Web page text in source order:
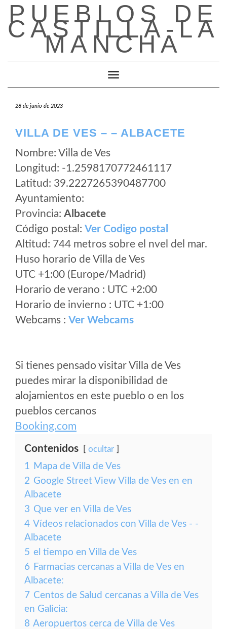
Saltar
contenido
PUEBLOS DE
CASTILLA-LA
MANCHA
Cambiar modo de navegación
28 de junio de 2023
VILLA DE VES – – ALBACETE
Nombre: Villa de Ves
Longitud: -1.2598170772461117
Latitud: 39.2227265390487700
Ayuntamiento:
Provincia: Albacete
Código postal: Ver Codigo postal
Altitud: 744 metros sobre el nvel del mar.
Huso horario de Villa de Ves
UTC +1:00 (Europe/Madrid)
Horario de verano : UTC +2:00
Horario de invierno : UTC +1:00
Webcams : Ver Webcams
Si tienes pensado visitar Villa de Ves
puedes mirar la disponibilidad de
alojamientos en este pueblo o en los
pueblos cercanos
Booking.com
Contenidos ocultar
1 Mapa de Villa de Ves
2 Google Street View Villa de Ves en en
Albacete
3 Que ver en Villa de Ves
4 Vídeos relacionados con Villa de Ves - -
Albacete
5 el tiempo en Villa de Ves
6 Farmacias cercanas a Villa de Ves en
Albacete:
7 Centos de Salud cercanas a Villa de Ves
en Galicia:
8 Aeropuertos cerca de Villa de Ves